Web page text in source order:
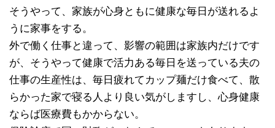
そうやって、家族が心身ともに健康な毎日が送れるよ
うに家事をする。
外で働く仕事と違って、影響の範囲は家族内だけです
が、そうやって健康で活力ある毎日を送っている夫の
仕事の生産性は、毎日疲れてカップ麺だけ食べて、散
らかった家で寝る人より良い気がしますし、心身健康
ならば医療費もかからない。